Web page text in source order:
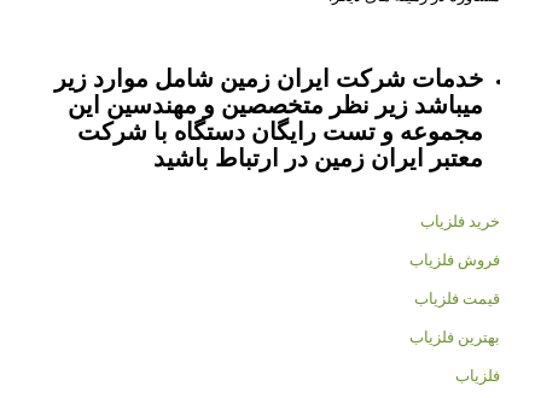
خدمات شرکت ایران زمین شامل موارد زیر
میباشد زیر نظر متخصصین و مهندسین این
مجموعه و تست رایگان دستگاه با شرکت
معتبر ایران زمین در ارتباط باشید
خرید فلزیاب
فروش فلزیاب
قیمت فلزیاب
بهترین فلزیاب
فلزیاب